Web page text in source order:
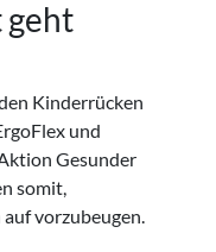
geht
Kinderrücken
und
Gesunder
somit,
vorzubeugen.